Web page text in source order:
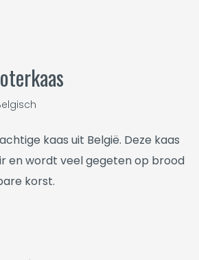
kaas uit België. Deze kaas
en wordt veel gegeten op brood
korst.